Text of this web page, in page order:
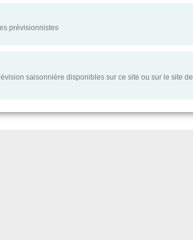
prévisionnistes
saisonnière disponibles sur ce site ou sur le site de